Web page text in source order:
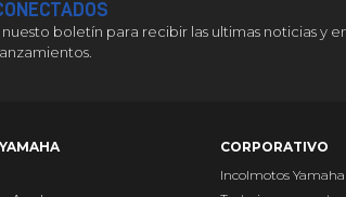
boletín para recibir las ultimas noticias y
CORPORATIVO
Incolmotos Yamaha